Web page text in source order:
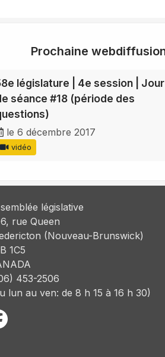
Prochaine
législature | 4e session | Jour
séance #18 (période des
le 6 décembre 2017
vidéo
législative
rue Queen
(Nouveau-Brunswick)
1C5
453-2506
lun au ven: de 8 h 15 à 16 h 30)